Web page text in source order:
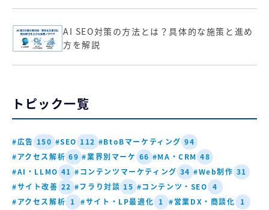
AI SEO対策の方法とは？具体的な施策と進め
方を解説
トピック一覧
#広告 150 #SEO 112 #BtoBマーケティング 94
#アクセス解析 69 #業界別マーケ 66 #MA・CRM 48
#AI・LLMO 41 #コンテンツマーケティング 34 #Web制作 31
#サイト改善 22 #フラり対談 15 #コンテンツ・SEO 4
#アクセス解析 1 #サイト・LP最適化 1 #営業DX・商談化 1